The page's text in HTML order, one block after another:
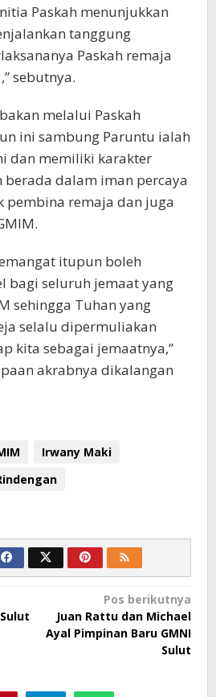
Paskah menunjukkan
tanggung
Paskah remaja
sebutnya.
melalui Paskah
ini sambung Paruntu ialah
dan memiliki karakter
berada dalam iman percaya
pembina remaja dan juga
itupun boleh
bagi seluruh jemaat yang
sehingga Tuhan yang
selalu dipermuliakan
kita sebagai jemaatnya,”
akrabnya dikalangan
Irwany Maki
Pos berikutnya
Juan Rattu dan Michael
Ayal Pimpinan Baru GMNI
Sulut